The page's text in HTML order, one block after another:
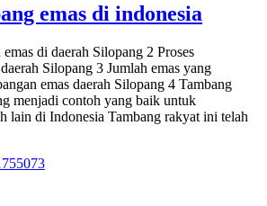
emas di indonesia
di daerah Silopang 2 Proses
Silopang 3 Jumlah emas yang
emas daerah Silopang 4 Tambang
menjadi contoh yang baik untuk
lain di Indonesia Tambang rakyat ini telah